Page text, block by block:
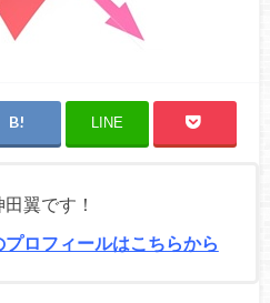
LINE
翼です！
プロフィールはこちらから